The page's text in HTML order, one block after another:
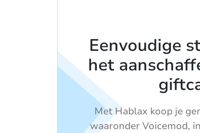
Eenvoudige
het
Met Hablax koop je
waaronder Voicemod,